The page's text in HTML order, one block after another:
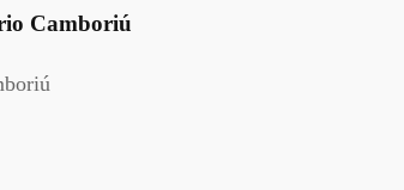
Camboriú